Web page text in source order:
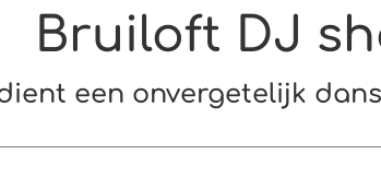
Bruiloft DJ
een onvergetelijk